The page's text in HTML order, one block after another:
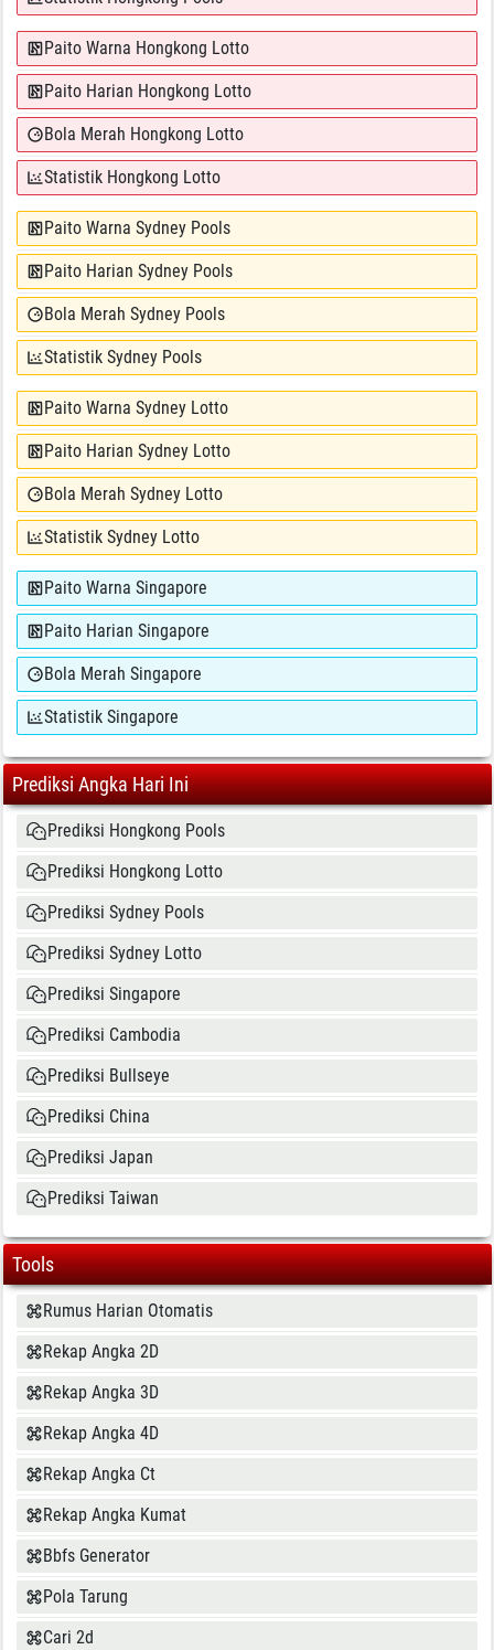
Paito Warna Hongkong Lotto
Paito Harian Hongkong Lotto
Bola Merah Hongkong Lotto
Statistik Hongkong Lotto
Paito Warna Sydney Pools
Paito Harian Sydney Pools
Bola Merah Sydney Pools
Statistik Sydney Pools
Paito Warna Sydney Lotto
Paito Harian Sydney Lotto
Bola Merah Sydney Lotto
Statistik Sydney Lotto
Paito Warna Singapore
Paito Harian Singapore
Bola Merah Singapore
Statistik Singapore
Prediksi Angka Hari Ini
Prediksi Hongkong Pools
Prediksi Hongkong Lotto
Prediksi Sydney Pools
Prediksi Sydney Lotto
Prediksi Singapore
Prediksi Cambodia
Prediksi Bullseye
Prediksi China
Prediksi Japan
Prediksi Taiwan
Tools
Rumus Harian Otomatis
Rekap Angka 2D
Rekap Angka 3D
Rekap Angka 4D
Rekap Angka Ct
Rekap Angka Kumat
Bbfs Generator
Pola Tarung
Cari 2d